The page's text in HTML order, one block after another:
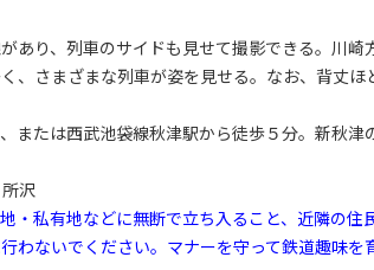
あり、列車のサイドも見せて撮影できる。川
、さまざまな列車が姿を見せる。なお、背丈ほ
または西武池袋線秋津駅から徒歩５分。新秋
所沢
・私有地などに無断で立ち入ること、近隣の
わないでください。マナーを守って鉄道趣味を